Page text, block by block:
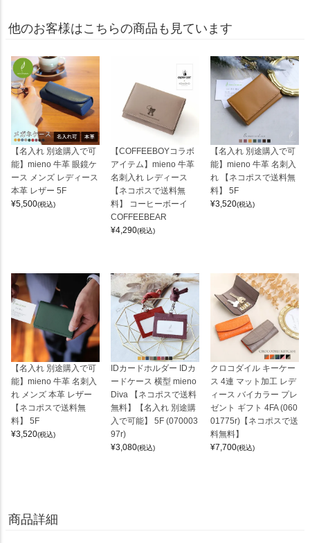
他のお客様はこちらの商品も見ています
【名入れ 別途購入で可
能】mieno 牛革 眼鏡ケ
ース メンズ レディース
本革 レザー 5F
¥5,500(税込)
【COFFEEBOYコラボ
アイテム】mieno 牛革
名刺入れ レディース
【ネコポスで送料無
料】 コーヒーボーイ
COFFEEBEAR
¥4,290(税込)
【名入れ 別途購入で可
能】mieno 牛革 名刺入
れ 【ネコポスで送料無
料】 5F
¥3,520(税込)
【名入れ 別途購入で可
能】mieno 牛革 名刺入
れ メンズ 本革 レザー
【ネコポスで送料無
料】 5F
¥3,520(税込)
IDカードホルダー IDカ
ードケース 横型 mieno
Diva 【ネコポスで送料
無料】【名入れ 別途購
入で可能】 5F (070003
97r)
¥3,080(税込)
クロコダイル キーケー
ス 4連 マット加工 レデ
ィース バイカラー プレ
ゼント ギフト 4FA (060
01775r)【ネコポスで送
料無料】
¥7,700(税込)
商品詳細